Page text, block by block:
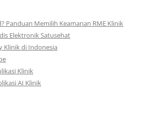
Panduan Memilih Keamanan RME Klinik
Elektronik Satusehat
Klinik di Indonesia
Klinik
AI Klinik